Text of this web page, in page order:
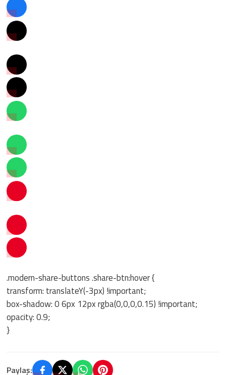
.modern-share-buttons .share-btn:hover {
transform: translateY(-3px) !important;
box-shadow: 0 6px 12px rgba(0,0,0,0.15) !important;
opacity: 0.9;
}
Paylaş: